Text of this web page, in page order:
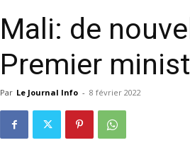
Mali: de
Premier
Par Le Journal Info - 8 février 2022